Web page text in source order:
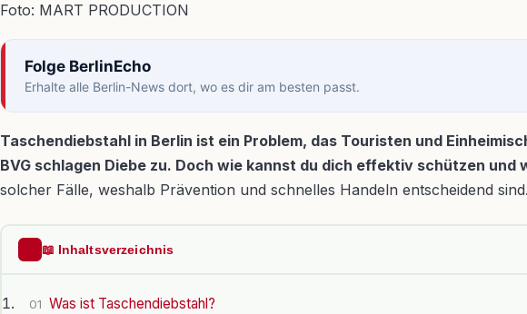
Foto: MART PRODUCTION
Folge BerlinEcho
Erhalte alle Berlin-News dort, wo es dir am besten passt.
Taschendiebstahl in Berlin ist ein Problem, das Touristen und
BVG schlagen Diebe zu. Doch wie kannst du dich effektiv schützen
solcher Fälle, weshalb Prävention und schnelles Handeln entscheidend sind.
📖 Inhaltsverzeichnis
01 Was ist Taschendiebstahl?